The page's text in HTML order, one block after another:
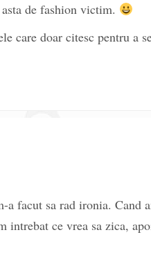
de fashion victim.
care doar citesc pentru a
a facut sa rad ironia. Cand
intrebat ce vrea sa zica,